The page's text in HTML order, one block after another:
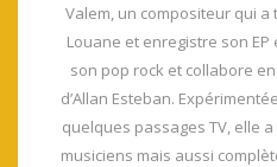
Valem, un compositeur qui
Louane et enregistre son
son pop rock et collabore
d’Allan Esteban.
quelques passages TV, elle
musiciens mais aussi